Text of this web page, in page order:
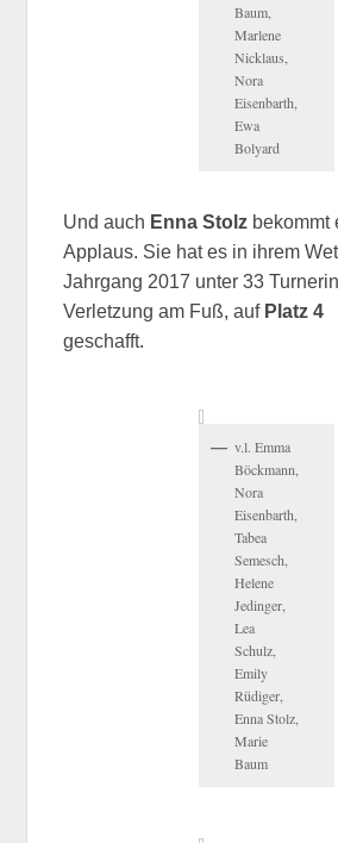
Baum,
Marlene
Nicklaus,
Nora
Eisenbarth,
Ewa
Bolyard
Und auch Enna Stolz bekommt
Applaus. Sie hat es in ihrem
Jahrgang 2017 unter 33
Verletzung am Fuß, auf Platz 4
geschafft.
v.l. Emma
Böckmann,
Nora
Eisenbarth,
Tabea
Semesch,
Helene
Jedinger,
Lea
Schulz,
Emily
Rüdiger,
Enna Stolz,
Marie
Baum